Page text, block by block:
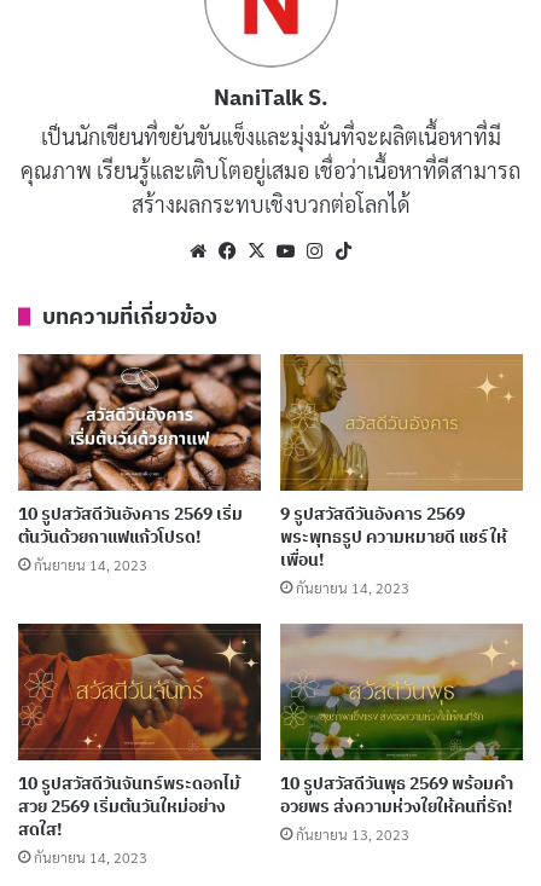
สวัสดีวันอังคาร สดชื่นไปกับสีสันของธรรมชาติ หวังว่าวันนี้
NaniTalk S.
เป็นนักเขียนที่ขยันขันแข็งและมุ่งมั่นที่จะผลิตเนื้อหาที่มี
คุณภาพ เรียนรู้และเติบโตอยู่เสมอ เชื่อว่าเนื้อหาที่ดีสามารถ
สร้างผลกระทบเชิงบวกต่อโลกได้
WebsiteFacebook
X YouTubeInstagram
บทความที่เกี่ยวข้อง
10 รูปสวัสดีวันอังคาร 2569 เริ่ม
ต้นวันด้วยกาแฟแก้วโปรด!
กันยายน 14, 2023
9 รูปสวัสดีวันอังคาร 2569
พระพุทธรูป ความหมายดี แชร์ให้
เพื่อน!
กันยายน 14, 2023
10 รูปสวัสดีวันจันทร์พระดอกไม้
สวย 2569 เริ่มต้นวันใหม่อย่าง
สดใส!
กันยายน 14, 2023
10 รูปสวัสดีวันพุธ 2569 พร้อมคํา
อวยพร ส่งความห่วงใยให้คนที่รัก!
กันยายน 13, 2023